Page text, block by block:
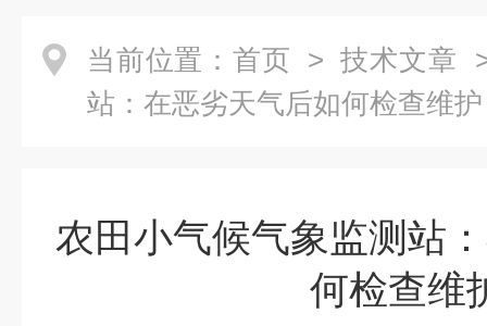
当前位置： 首页 > 技术文章
站：在恶劣天气后如何检查维护
农田小气候气象监测站
何检查维